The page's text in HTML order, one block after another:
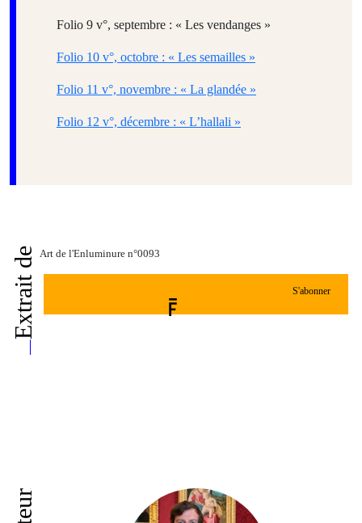
Folio 9 v°, septembre : « Les vendanges »
Folio 10 v°, octobre : « Les semailles »
Folio 11 v°, novembre : « La glandée »
Folio 12 v°, décembre : « L’hallali »
Extrait de Art de l'Enluminure n°0093
S'abonner